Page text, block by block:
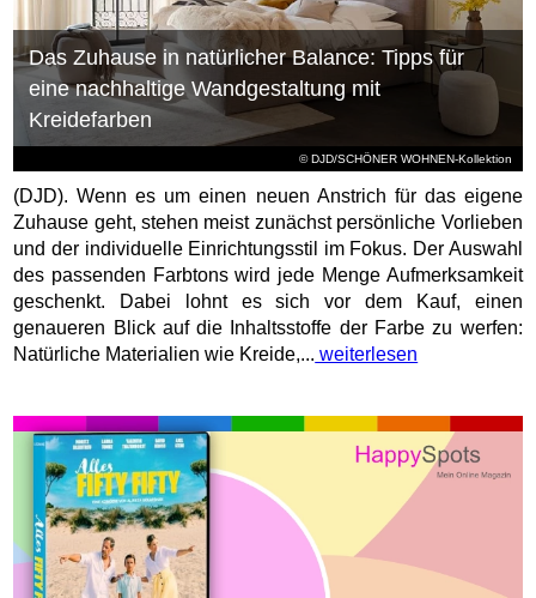
© DJD/SCHÖNER WOHNEN-Kollektion
Das Zuhause in natürlicher Balance: Tipps für
eine nachhaltige Wandgestaltung mit
Kreidefarben
(DJD). Wenn es um einen neuen Anstrich für das eigene
Zuhause geht, stehen meist zunächst persönliche Vorlieben
und der individuelle Einrichtungsstil im Fokus. Der Auswahl
des passenden Farbtons wird jede Menge Aufmerksamkeit
geschenkt. Dabei lohnt es sich vor dem Kauf, einen
genaueren Blick auf die Inhaltsstoffe der Farbe zu werfen:
Natürliche Materialien wie Kreide,... weiterlesen